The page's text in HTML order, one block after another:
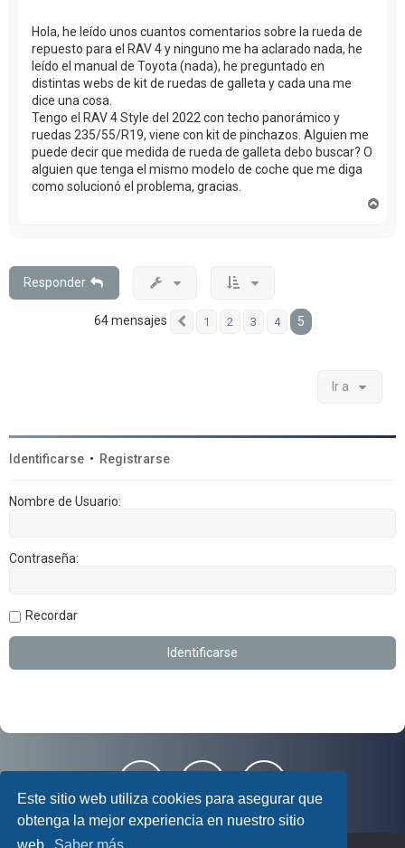
Este sitio web utiliza cookies para asegurar que
obtenga la mejor experiencia en nuestro sitio
Hola, he leído unos cuantos comentarios sobre la rueda de
repuesto para el RAV 4 y ninguno me ha aclarado nada, he
leído el manual de Toyota (nada), he preguntado en
distintas webs de kit de ruedas de galleta y cada una me
dice una cosa.
Tengo el RAV 4 Style del 2022 con techo panorámico y
ruedas 235/55/R19, viene con kit de pinchazos. Alguien me
puede decir que medida de rueda de galleta debo buscar? O
alguien que tenga el mismo modelo de coche que me diga
como solucionó el problema, gracias.
Responder
64 mensajes Anterior
1 2 3 4 5
Ir a
Identificarse • Registrarse
Nombre de Usuario:
Contraseña:
Recordar